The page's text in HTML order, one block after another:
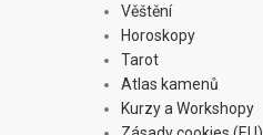
Věštění
Horoskopy
Tarot
Atlas kamenů
Kurzy a Workshopy